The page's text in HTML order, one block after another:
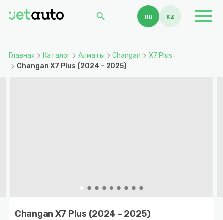
search RU KZ
Главная Каталог Алматы Changan
X7 Plus
Changan X7 Plus (2024 – 2025)
Changan X7 Plus (2024 – 2025)